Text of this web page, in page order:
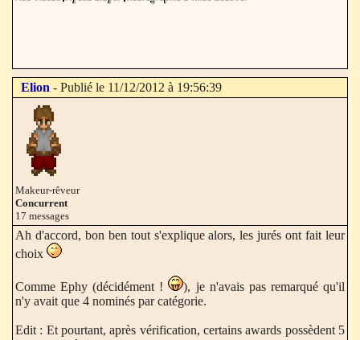
Elion - Publié le 11/12/2012 à 19:56:39
Makeur-rêveur
Concurrent
17 messages
Ah d'accord, bon ben tout s'explique alors, les jurés ont fait leur
choix
Comme Ephy (décidément !
), je n'avais pas remarqué qu'il
n'y avait que 4 nominés par catégorie.
Edit : Et pourtant, après vérification, certains awards possèdent 5